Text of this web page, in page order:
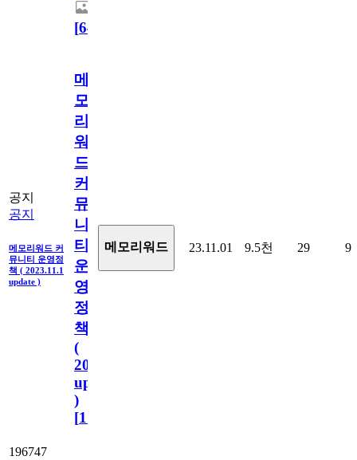
[64
공지
공지
메모리워드 커
뮤니티 운영정
책 ( 2023.11.1
update )
메
모
리
워
드
커
뮤
니
티
운
영
정
책
(
2023.11.1
update
)
[110
메모리워드 23.11.01 9.5천 29 9
196747